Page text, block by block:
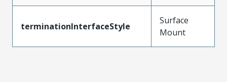
terminationInterfaceStyle
Surface
Mount